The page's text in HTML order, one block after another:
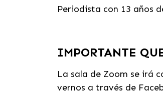
Periodista con 13 años
IMPORTANTE
La sala de Zoom se irá
vernos a través de